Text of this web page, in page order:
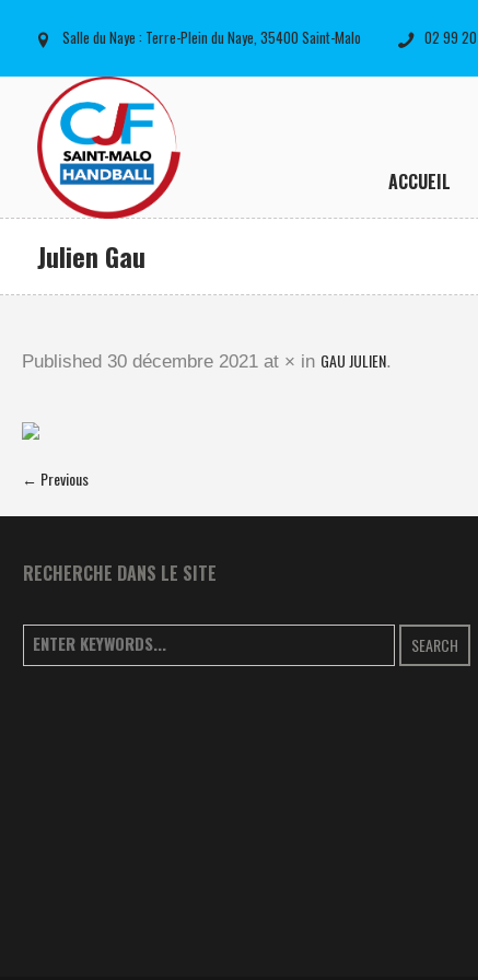
Salle du Naye : Terre-Plein du Naye, 35400 Saint-Malo 02 99
ACCUEIL
Julien Gau
Published 30 décembre 2021 at × in GAU JULIEN.
← Previous
RECHERCHE DANS LE SITE
SEARCH